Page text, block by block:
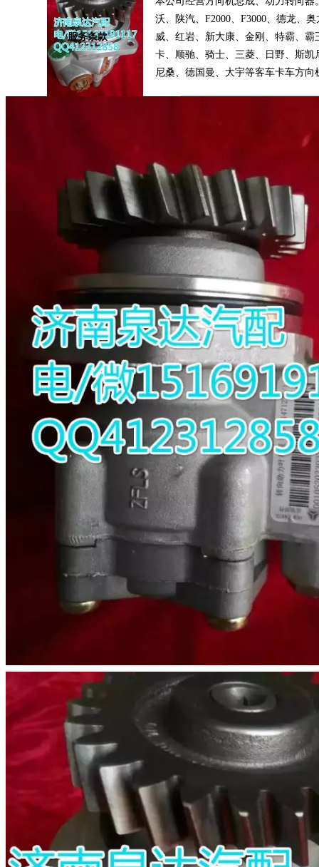
服务条款
沃、陕汽、F2000、F3000、德龙、
威、红岩、新大康、金刚、特霸、
卡、顺驰、骑士、三菱、日野、斯
尼桑、德国曼、大宇等客车卡车方向